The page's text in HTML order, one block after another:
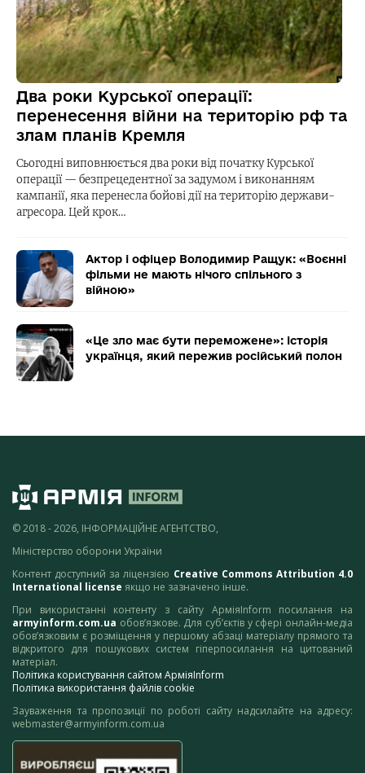
Два роки Курської операції:
перенесення війни на територію рф та
злам планів Кремля
Сьогодні виповнюється два роки від початку Курської
операції — безпрецедентної за задумом і виконанням
кампанії, яка перенесла бойові дії на територію держави-
агресора. Цей крок…
Актор і офіцер Володимир Ращук: «Воєнні
фільми не мають нічого спільного з
війною»
«Це зло має бути переможене»: історія
українця, який пережив російський полон
© 2018 - 2026, ІНФОРМАЦІЙНЕ АГЕНТСТВО,
Міністерство оборони України
Контент доступний за ліцензією Creative Commons Attribution 4.0
International license якщо не зазначено інше.
При використанні контенту з сайту АрміяInform посилання на
armyinform.com.ua обов’язкове. Для суб’єктів у сфері онлайн-медіа
обов’язковим є розміщення у першому абзаці матеріалу прямого та
відкритого для пошукових систем гіперпосилання на цитований
матеріал.
Політика користування сайтом АрміяInform
Політика використання файлів cookie
Зауваження та пропозиції по роботі сайту надсилайте на адресу:
webmaster@armyinform.com.ua